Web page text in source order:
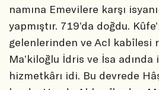
namına Emevilere karşı
yapmıştır. 719’da doğdu.
gelenlerinden ve Acl kabîlesi
Ma’kiloğlu İdris ve İsa
hizmetkârı idi. Bu devrede